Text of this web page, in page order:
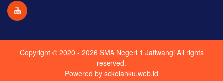
Copyright © 2020 - 2026 SMA Negeri 1 JatiwangiAll rights
reserved.
Powered by sekolahku.web.id